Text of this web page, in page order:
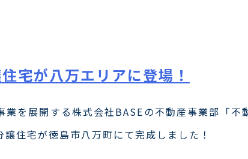
宅が八万エリアに登場！
を展開する株式会社BASEの不動産事業部「
住宅が徳島市八万町にて完成しました！